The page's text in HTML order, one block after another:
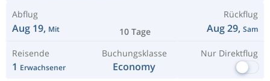
Abflug
Aug 19, Mit 10 Tage
Rückflug
Aug 29, Sam
Reisende
1 Erwachsener
Buchungsklasse
Economy
Nur Direktflug